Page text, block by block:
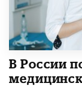
В России